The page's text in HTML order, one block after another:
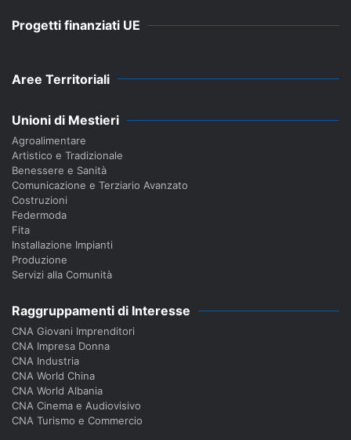
Progetti finanziati UE
Aree Territoriali
Unioni di Mestieri
Agroalimentare
Artistico e Tradizionale
Benessere e Sanità
Comunicazione e Terziario Avanzato
Costruzioni
Federmoda
Fita
Installazione Impianti
Produzione
Servizi alla Comunità
Raggruppamenti di Interesse
CNA Giovani Imprenditori
CNA Impresa Donna
CNA Industria
CNA World China
CNA World Albania
CNA Cinema e Audiovisivo
CNA Turismo e Commercio